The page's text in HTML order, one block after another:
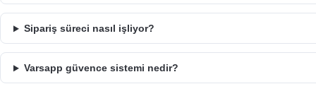
Sipariş süreci nasıl işliyor?
Varsapp güvence sistemi nedir?